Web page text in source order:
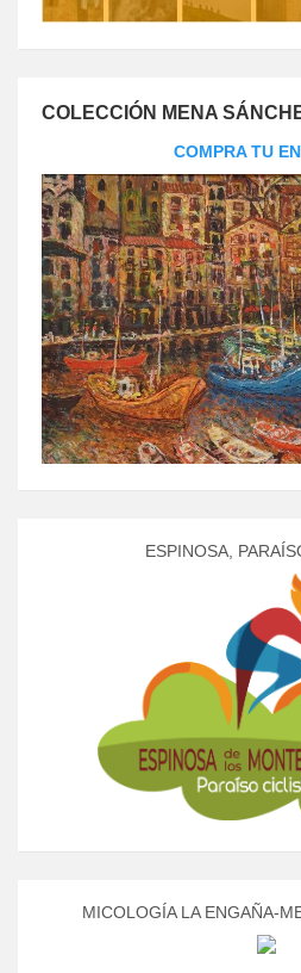
COLECCIÓN MENA
COMPRA TU
ESPINOSA,
MICOLOGÍA LA ENGAÑA-